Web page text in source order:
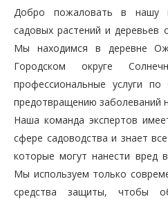
Добро пожаловать в нашу
садовых растений и деревьев
Мы находимся в деревне
Городском округе
профессиональные услуги
предотвращению заболеваний
Наша команда экспертов
сфере садоводства и знает
которые могут нанести вред
Мы используем только
средства защиты, чтобы